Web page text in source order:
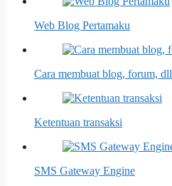
Web Blog Pertamaku
Cara membuat blog, forum, dll
Ketentuan transaksi
SMS Gateway Engine